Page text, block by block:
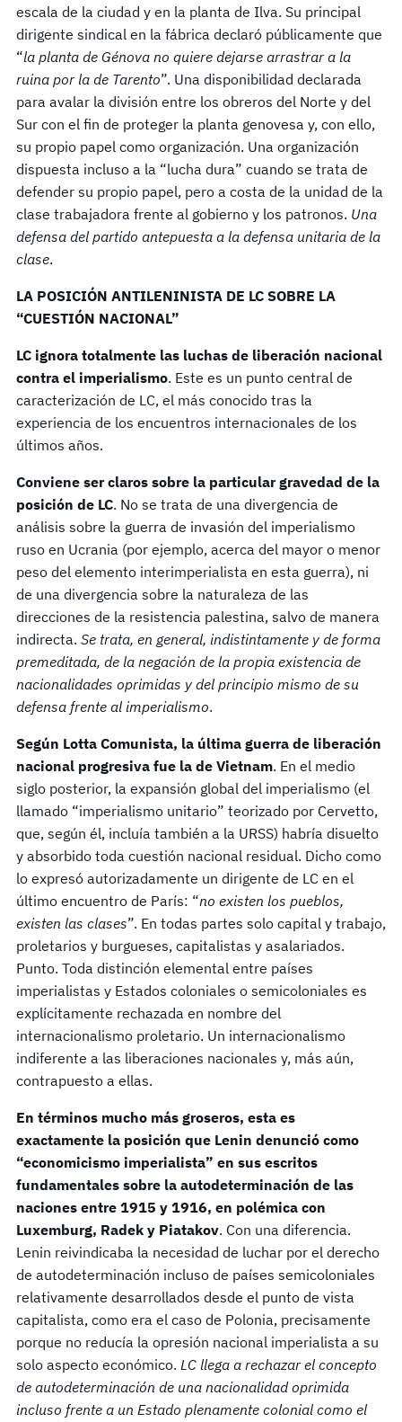
escala de la ciudad y en la planta de Ilva. Su principal
dirigente sindical en la fábrica declaró públicamente que
“la planta de Génova no quiere dejarse arrastrar a la
ruina por la de Tarento”. Una disponibilidad declarada
para avalar la división entre los obreros del Norte y del
Sur con el fin de proteger la planta genovesa y, con ello,
su propio papel como organización. Una organización
dispuesta incluso a la “lucha dura” cuando se trata de
defender su propio papel, pero a costa de la unidad de la
clase trabajadora frente al gobierno y los patronos. Una
defensa del partido antepuesta a la defensa unitaria de la
clase.
LA POSICIÓN ANTILENINISTA DE LC SOBRE LA
“CUESTIÓN NACIONAL”
LC ignora totalmente las luchas de liberación nacional
contra el imperialismo. Este es un punto central de
caracterización de LC, el más conocido tras la
experiencia de los encuentros internacionales de los
últimos años.
Conviene ser claros sobre la particular gravedad de la
posición de LC. No se trata de una divergencia de
análisis sobre la guerra de invasión del imperialismo
ruso en Ucrania (por ejemplo, acerca del mayor o menor
peso del elemento interimperialista en esta guerra), ni
de una divergencia sobre la naturaleza de las
direcciones de la resistencia palestina, salvo de manera
indirecta. Se trata, en general, indistintamente y de forma
premeditada, de la negación de la propia existencia de
nacionalidades oprimidas y del principio mismo de su
defensa frente al imperialismo.
Según Lotta Comunista, la última guerra de liberación
nacional progresiva fue la de Vietnam. En el medio
siglo posterior, la expansión global del imperialismo (el
llamado “imperialismo unitario” teorizado por Cervetto,
que, según él, incluía también a la URSS) habría disuelto
y absorbido toda cuestión nacional residual. Dicho como
lo expresó autorizadamente un dirigente de LC en el
último encuentro de París: “no existen los pueblos,
existen las clases”. En todas partes solo capital y trabajo,
proletarios y burgueses, capitalistas y asalariados.
Punto. Toda distinción elemental entre países
imperialistas y Estados coloniales o semicoloniales es
explícitamente rechazada en nombre del
internacionalismo proletario. Un internacionalismo
indiferente a las liberaciones nacionales y, más aún,
contrapuesto a ellas.
En términos mucho más groseros, esta es
exactamente la posición que Lenin denunció como
“economicismo imperialista” en sus escritos
fundamentales sobre la autodeterminación de las
naciones entre 1915 y 1916, en polémica con
Luxemburg, Radek y Piatakov. Con una diferencia.
Lenin reivindicaba la necesidad de luchar por el derecho
de autodeterminación incluso de países semicoloniales
relativamente desarrollados desde el punto de vista
capitalista, como era el caso de Polonia, precisamente
porque no reducía la opresión nacional imperialista a su
solo aspecto económico. LC llega a rechazar el concepto
de autodeterminación de una nacionalidad oprimida
incluso frente a un Estado plenamente colonial como el